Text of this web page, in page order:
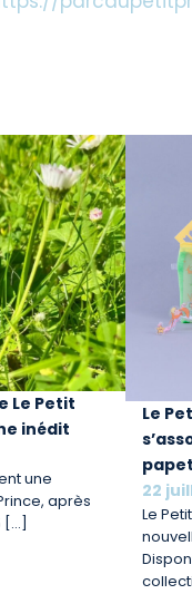
Le Petit
inédit
une
après
[…]
Le
22
Le